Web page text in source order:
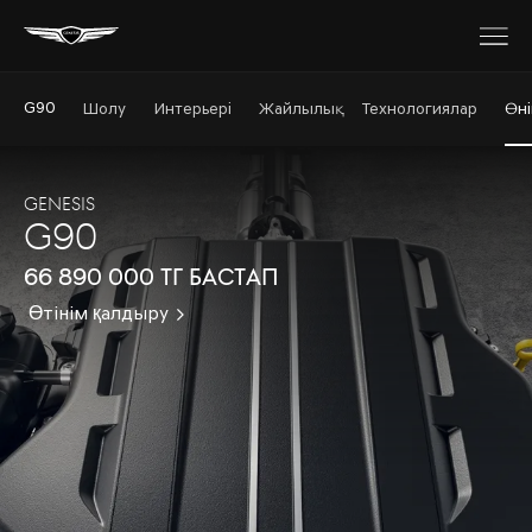
G90 Шолу Интерьері Жайлылық Технологиялар
GENESIS
G90
66 890 000 тг бастап
Өтінім қалдыру